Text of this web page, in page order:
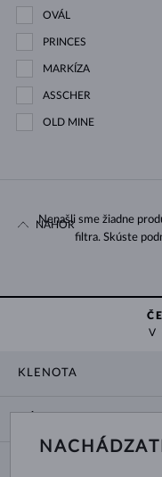
OVÁL
PRINCES
MARKÍZA
ASSCHER
OLD MINE
Nenašli sme žiadne
filtra. Skúste
NAHOR
V
KLENOTA
O NÁS
DODANIE A PLATBA ZA